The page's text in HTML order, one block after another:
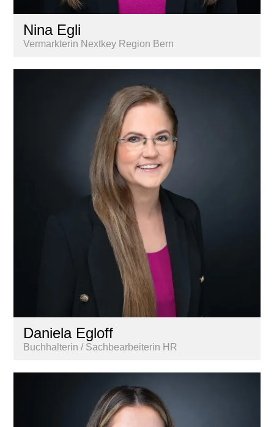
Nina Egli
Vermarkterin Nextkey Region Bern
Daniela Egloff
Buchhalterin / Sachbearbeiterin HR